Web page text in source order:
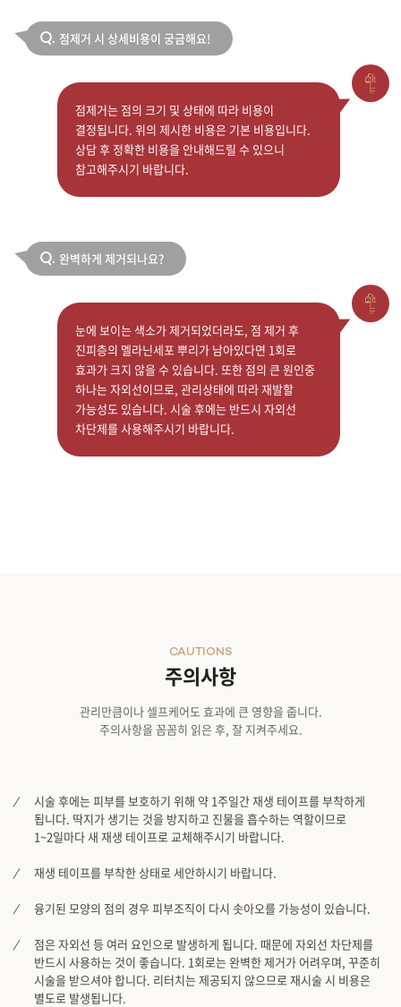
Q. 점제거 시 상세비용이 궁금해요!
점제거는 점의 크기 및 상태에 따라 비용이
결정됩니다. 위의 제시한 비용은 기본 비용입니다.
상담 후 정확한 비용을 안내해드릴 수 있으니
참고해주시기 바랍니다.
Q. 완벽하게 제거되나요?
눈에 보이는 색소가 제거되었더라도, 점 제거 후
진피층의 멜라닌세포 뿌리가 남아있다면 1회로
효과가 크지 않을 수 있습니다. 또한 점의 큰 원인중
하나는 자외선이므로, 관리상태에 따라 재발할
가능성도 있습니다. 시술 후에는 반드시 자외선
차단제를 사용해주시기 바랍니다.
주의사항
CAUTIONS
관리만큼이나 셀프케어도 효과에 큰 영향을 줍니다.
주의사항을 꼼꼼히 읽은 후, 잘 지켜주세요.
시술 후에는 피부를 보호하기 위해 약 1주일간 재생 테이프를 부착하게
됩니다. 딱지가 생기는 것을 방지하고 진물을 흡수하는 역할이므로
1~2일마다 새 재생 테이프로 교체해주시기 바랍니다.
재생 테이프를 부착한 상태로 세안하시기 바랍니다.
융기된 모양의 점의 경우 피부조직이 다시 솟아오를 가능성이 있습니다.
점은 자외선 등 여러 요인으로 발생하게 됩니다. 때문에 자외선 차단제를
반드시 사용하는 것이 좋습니다. 1회로는 완벽한 제거가 어려우며, 꾸준히
시술을 받으셔야 합니다. 리터치는 제공되지 않으므로 재시술 시 비용은
별도로 발생됩니다.